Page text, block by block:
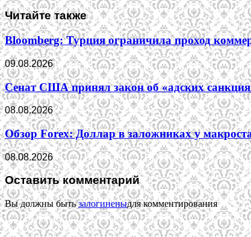
Читайте также
Bloomberg: Турция ограничила проход
09.08.2026
Сенат США принял закон об «адских
08.08.2026
Обзор Forex: Доллар в заложниках у
08.08.2026
Оставить комментарий
Вы должны бытьзалогиненыдля комментирования